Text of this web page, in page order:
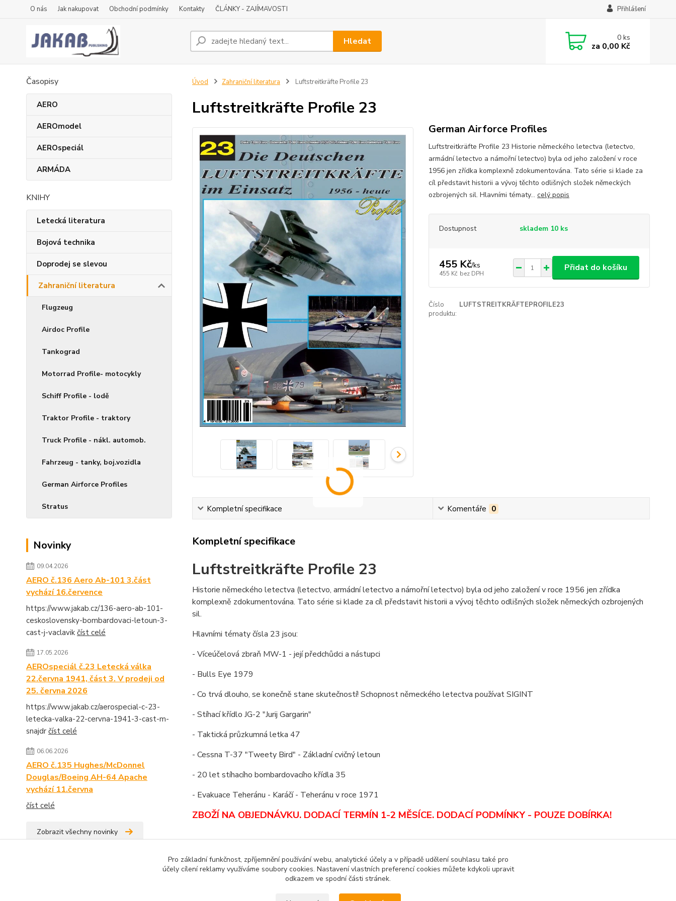
O nás Jak nakupovat Obchodní podmínky Kontakty ČLÁNKY - ZAJÍMAVOSTI Přihlášení
Hledat 0ks
za 0,00 Kč
Časopisy
AERO
AEROmodel
AEROspeciál
ARMÁDA
KNIHY
Letecká literatura
Bojová technika
Doprodej se slevou
Zahraniční literatura
Flugzeug
Airdoc Profile
Tankograd
Motorrad Profile- motocykly
Schiff Profile - lodě
Traktor Profile - traktory
Truck Profile - nákl. automob.
Fahrzeug - tanky, boj.vozidla
German Airforce Profiles
Stratus
Novinky
09.04.2026
AERO č.136 Aero Ab-101 3.část
vychází 16.července
https://www.jakab.cz/136-aero-ab-101-
ceskoslovensky-bombardovaci-letoun-3-
cast-j-vaclavik číst celé
17.05.2026
AEROspeciál č.23 Letecká válka
22.června 1941, část 3. V prodeji od
25. června 2026
https://www.jakab.cz/aerospecial-c-23-
letecka-valka-22-cervna-1941-3-cast-m-
snajdr číst celé
06.06.2026
AERO č.135 Hughes/McDonnel
Douglas/Boeing AH-64 Apache
vychází 11.června
číst celé
Zobrazit všechny novinky
Úvod Zahraniční literatura Luftstreitkräfte Profile 23
Luftstreitkräfte Profile 23
German Airforce Profiles
Luftstreitkräfte Profile 23 Historie německého letectva (letectvo,
armádní letectvo a námořní letectvo) byla od jeho založení v roce
1956 jen zřídka komplexně zdokumentována. Tato série si klade za
cíl představit historii a vývoj těchto odlišných složek německých
ozbrojených sil. Hlavními tématy... celý popis
Dostupnost skladem 10 ks
455 Kč/ks
455 Kč bez DPH
Přidat do košíku
Číslo
produktu:
LUFTSTREITKRÄFTEPROFILE23
Kompletní specifikace Komentáře 0
Kompletní specifikace
Luftstreitkräfte Profile 23
Historie německého letectva (letectvo, armádní letectvo a námořní letectvo) byla od jeho založení v roce 1956 jen zřídka
komplexně zdokumentována. Tato série si klade za cíl představit historii a vývoj těchto odlišných složek německých ozbrojených
sil.
Hlavními tématy čísla 23 jsou:
- Víceúčelová zbraň MW-1 - její předchůdci a nástupci
- Bulls Eye 1979
- Co trvá dlouho, se konečně stane skutečností! Schopnost německého letectva používat SIGINT
- Stíhací křídlo JG-2 "Jurij Gargarin"
- Taktická průzkumná letka 47
- Cessna T-37 "Tweety Bird" - Základní cvičný letoun
- 20 let stíhacího bombardovacího křídla 35
- Evakuace Teheránu - Karáčí - Teheránu v roce 1971
ZBOŽÍ NA OBJEDNÁVKU. DODACÍ TERMÍN 1-2 MĚSÍCE. DODACÍ PODMÍNKY - POUZE DOBÍRKA!
Zboží zařazeno v kategoriích
Pro základní funkčnost, zpříjemnění používání webu, analytické účely a v případě udělení souhlasu také pro
účely cílení reklamy využíváme soubory cookies. Nastavení vlastních preferencí cookies můžete kdykoli upravit
odkazem ve spodní části stránek.